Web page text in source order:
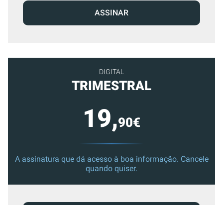
ASSINAR
DIGITAL
TRIMESTRAL
19,90€
A assinatura que dá acesso à boa informação. Cancele
quando quiser.